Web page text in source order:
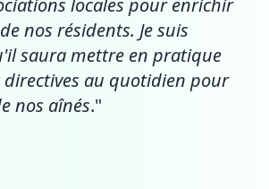
locales pour enrichir
nos résidents. Je suis
saura mettre en pratique
directives au quotidien pour
nos aînés."